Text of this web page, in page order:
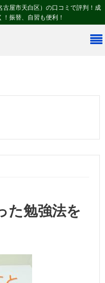
屋市天白区）の口コミで評判！成
振替、自習も便利！
た勉強法を